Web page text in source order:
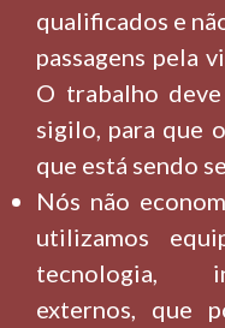
qualificados e
passagens pela
O trabalho
sigilo, para que
que está sendo
Nós não
utilizamos
tecnologia,
externos, que